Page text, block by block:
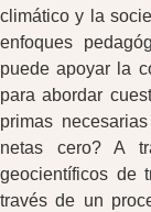
climático y la
enfoques
puede apoyar la
para abordar
primas
netas cero? A
geocientíficos de
través de un